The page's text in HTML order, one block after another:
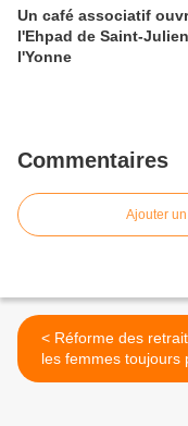
Un café associatif
l'Ehpad de Saint-
l'Yonne
Commentaires
Ajouter
< Réforme des retraites :
les femmes toujours
perdantes